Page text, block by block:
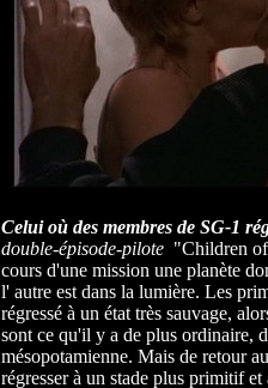
Celui où des membres de SG-1
double-épisode-pilote "Children
cours d'une mission une planète
l' autre est dans la lumière. Les
régressé à un état très sauvage,
sont ce qu'il y a de plus ordinaire,
mésopotamienne. Mais de retour
régresser à un stade plus primitif